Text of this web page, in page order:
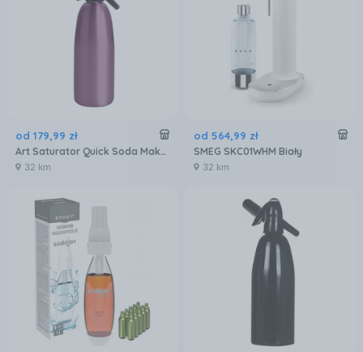
od 179,99 zł
Art Saturator Quick Soda Maker Fioletowy
32 km
od 564,99 zł
SMEG SKC01WHM Biały
32 km